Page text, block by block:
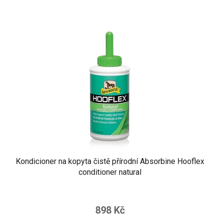
Kondicioner na kopyta čistě přírodní Absorbine Hooflex
conditioner natural
898 Kč